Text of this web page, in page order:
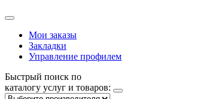
Мои заказы
Закладки
Управление профилем
Быстрый поиск по
каталогу услуг и товаров: